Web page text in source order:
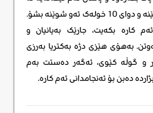
دەوری ئەم شوێنە بەکاربهێنە و دوای 10 خولەک ئەو شوێنە بشۆ.
کارە بکەیت، جارێک بەیانیان و
بەهۆی هێزی دژە بەکتریا بەرزی
و گوڵە کێوی، ئەگەر دەستت بەم
دەبن بۆ ئەنجامدانی ئەم کارە.